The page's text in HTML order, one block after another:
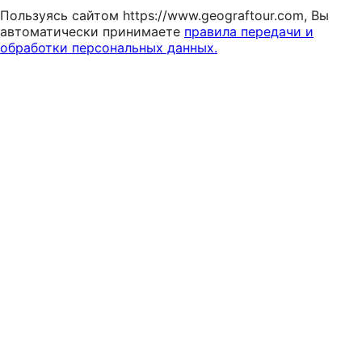
Пользуясь сайтом https://www.geograftour.com, Вы
автоматически принимаете правила передачи и
обработки персональных данных.